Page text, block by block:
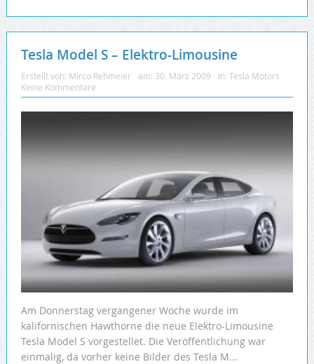
Tesla Model S – Elektro-Limousine
Erstellt von: Mirco Rehmeier am: 30. März 2009 In: Tesla Motors
Keine Kommentare
Am Donnerstag vergangener Woche wurde im
kalifornischen Hawthorne die neue Elektro-Limousine
Tesla Model S vorgestellet. Die Veröffentlichung war
einmalig, da vorher keine Bilder des Tesla M...